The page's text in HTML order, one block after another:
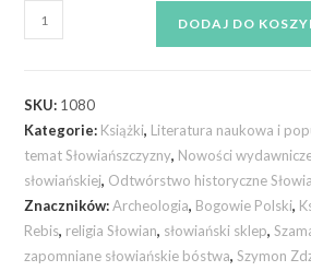
DODAJ DO
SKU: 1080
Kategorie: Książki, Literatura naukowa i
temat Słowiańszczyzny, Nowości
słowiańskiej, Odtwórstwo historyczne
Znaczników:Archeologia, Bogowie Polski,
Rebis, religia Słowian, słowiański sklep,
zapomniane słowiańskie bóstwa,Szymon